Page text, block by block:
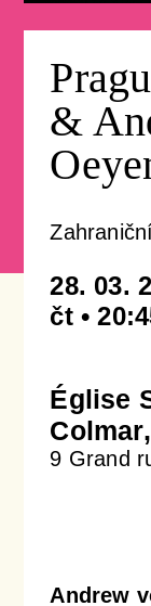
Koncertní
Newsletter
Galerie
Profil
Emmanuel
Komorní
Historie
Jiří
Podpořit
Přátelé
Lobkowicz
Finanční dar
Dětem
Koncerty
Talent
&
28. 03.
čt •
Église
9 Grand
Andrew